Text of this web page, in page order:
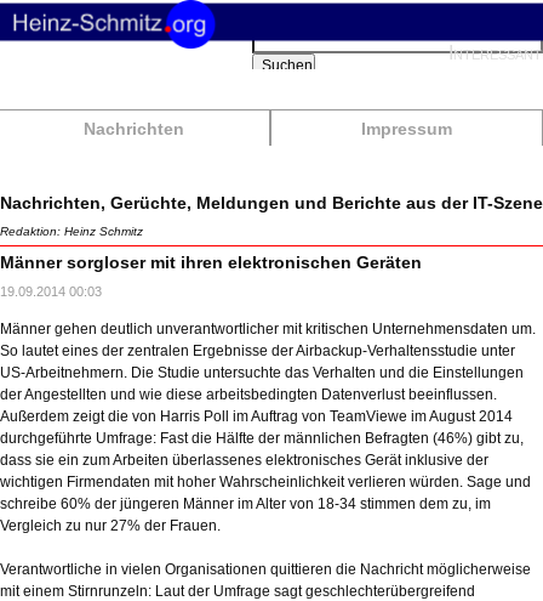
Nachrichten Impressum
Suchbegriffe
Suchen
Nachrichten, Gerüchte, Meldungen und Berichte aus der IT-Szene
Redaktion: Heinz Schmitz
Männer sorgloser mit ihren elektronischen Geräten
19.09.2014 00:03
Männer gehen deutlich unverantwortlicher mit kritischen Unternehmensdaten um.
So lautet eines der zentralen Ergebnisse der Airbackup-Verhaltensstudie unter
US-Arbeitnehmern. Die Studie untersuchte das Verhalten und die Einstellungen
der Angestellten und wie diese arbeitsbedingten Datenverlust beeinflussen.
Außerdem zeigt die von Harris Poll im Auftrag von TeamViewe im August 2014
durchgeführte Umfrage: Fast die Hälfte der männlichen Befragten (46%) gibt zu,
dass sie ein zum Arbeiten überlassenes elektronisches Gerät inklusive der
wichtigen Firmendaten mit hoher Wahrscheinlichkeit verlieren würden. Sage und
schreibe 60% der jüngeren Männer im Alter von 18-34 stimmen dem zu, im
Vergleich zu nur 27% der Frauen.
Verantwortliche in vielen Organisationen quittieren die Nachricht möglicherweise
mit einem Stirnrunzeln: Laut der Umfrage sagt geschlechterübergreifend